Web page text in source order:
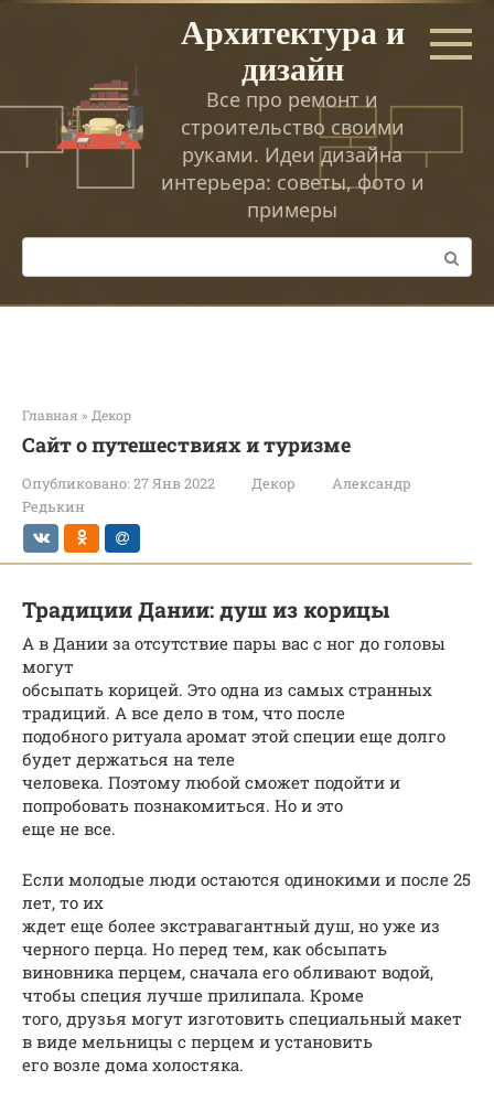
Перейти
Архитектура и
дизайн
Все про ремонт и
строительство своими
руками. Идеи дизайна
интерьера: советы, фото и
примеры
Поиск:
Главная » Декор
Сайт о путешествиях и туризме
Опубликовано: 27 Янв 2022 Декор
Александр
Редькин
Традиции Дании: душ из корицы
А в Дании за отсутствие пары вас с ног до головы
могут
обсыпать корицей. Это одна из самых странных
традиций. А все дело в том, что после
подобного ритуала аромат этой специи еще долго
будет держаться на теле
человека. Поэтому любой сможет подойти и
попробовать познакомиться. Но и это
еще не все.
Если молодые люди остаются одинокими и после 25
лет, то их
ждет еще более экстравагантный душ, но уже из
черного перца. Но перед тем, как обсыпать
виновника перцем, сначала его обливают водой,
чтобы специя лучше прилипала. Кроме
того, друзья могут изготовить специальный макет
в виде мельницы с перцем и установить
его возле дома холостяка.